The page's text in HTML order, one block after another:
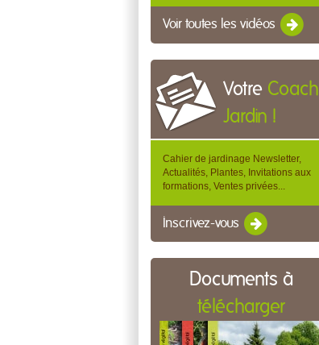
Voir toutes les vidéos
Votre Coach
Jardin !
Cahier de jardinage Newsletter,
Actualités, Plantes, Invitations aux
formations, Ventes privées...
Inscrivez-vous
Documents à
télécharger